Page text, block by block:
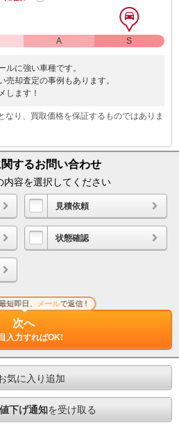
A S
ルに強い車種です。
却査定の事例もあります。
します！
り、買取価格を保証するものではありま
するお問い合わせ
内容を選択してください
見積依頼
状態確認
次へ
入力すればOK!
短即日、 メールで返信 !
気に入り追加
値下げ通知を受け取る